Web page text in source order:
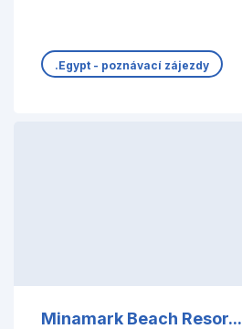
.Egypt - poznávací zájezdy
Minamark Beach Resor...